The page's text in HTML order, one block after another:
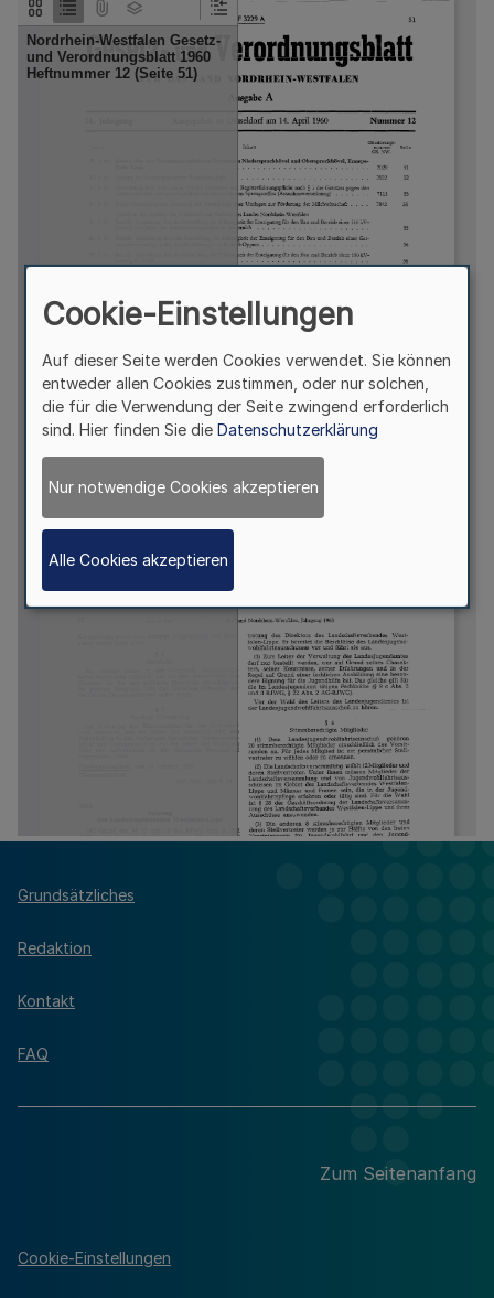
Grundsätzliches
Redaktion
Kontakt
FAQ
Zum Seitenanfang
Cookie-Einstellungen
Cookie-Einstellungen
Auf dieser Seite werden Cookies verwendet. Sie können
entweder allen Cookies zustimmen, oder nur solchen,
die für die Verwendung der Seite zwingend erforderlich
sind. Hier finden Sie die Datenschutzerklärung
Nur notwendige Cookies akzeptieren
Alle Cookies akzeptieren